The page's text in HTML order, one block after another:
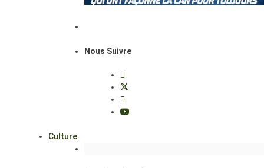
Nous Suivre
Culture